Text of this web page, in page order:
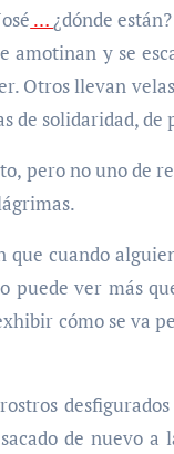
… ¿dónde
amotinan y se
Otros llevan
de solidaridad,
pero no uno de
que cuando
puede ver más
cómo se va
de nuevo a